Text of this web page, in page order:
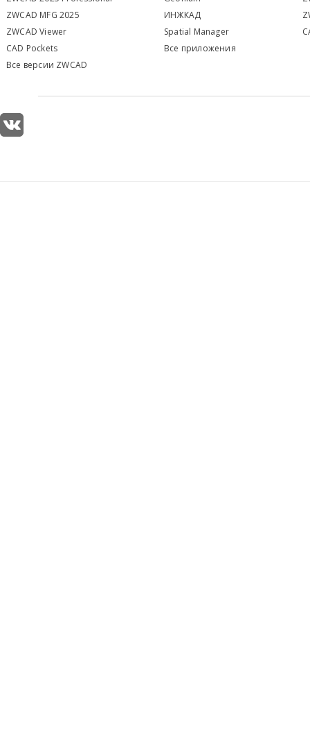
ZWCAD MFG 2025
ZWCAD Viewer
CAD Pockets
Все версии ZWCAD
ИНЖКАД
Spatial Manager
Все приложения